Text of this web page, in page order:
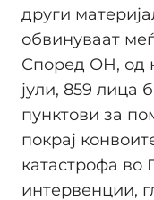
други
обвинуваат
Според ОН, од
јули, 859 лица
пунктови за
покрај
катастрофа во
интервенции,